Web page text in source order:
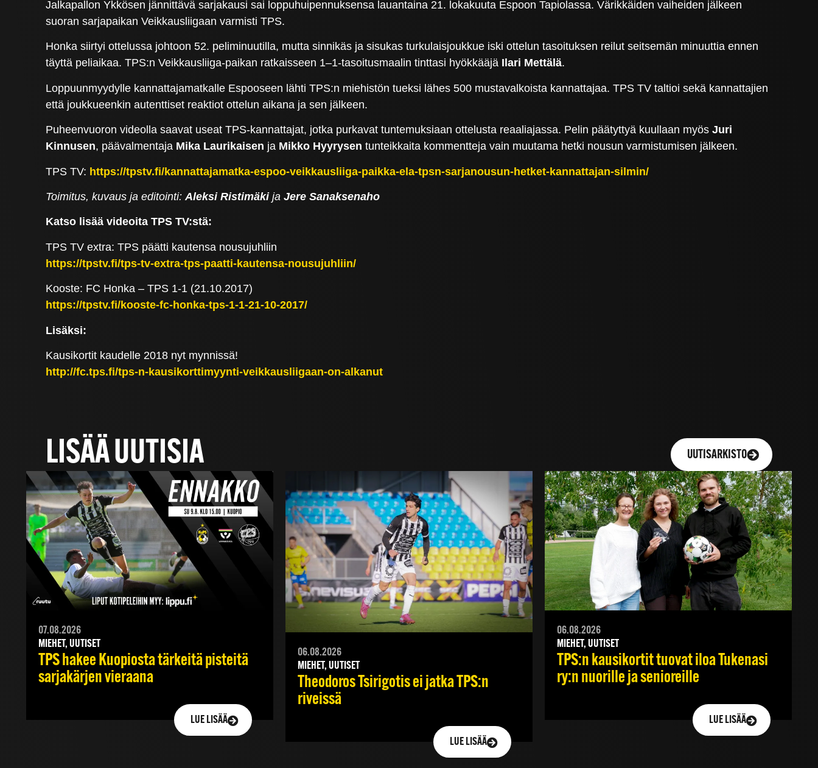
Jalkapallon Ykkösen jännittävä sarjakausi sai loppuhuipennuksensa lauantaina 21. lokakuuta Espoon Tapiolassa. Värikkäiden vaiheiden jälkeen
suoran sarjapaikan Veikkausliigaan varmisti TPS.
Honka siirtyi ottelussa johtoon 52. peliminuutilla, mutta sinnikäs ja sisukas turkulaisjoukkue iski ottelun tasoituksen reilut seitsemän minuuttia ennen
täyttä peliaikaa. TPS:n Veikkausliiga-paikan ratkaisseen 1–1-tasoitusmaalin tinttasi hyökkääjä Ilari Mettälä.
Loppuunmyydylle kannattajamatkalle Espooseen lähti TPS:n miehistön tueksi lähes 500 mustavalkoista kannattajaa. TPS TV taltioi sekä kannattajien
että joukkueenkin autenttiset reaktiot ottelun aikana ja sen jälkeen.
Puheenvuoron videolla saavat useat TPS-kannattajat, jotka purkavat tuntemuksiaan ottelusta reaaliajassa. Pelin päätyttyä kuullaan myösJuri
Kinnusen, päävalmentaja Mika Laurikaisen ja Mikko Hyyrysentunteikkaita kommentteja vain muutama hetki nousun varmistumisen jälkeen.
TPS TV: https://tpstv.fi/kannattajamatka-espoo-veikkausliiga-paikka-ela-tpsn-sarjanousun-hetket-kannattajan-silmin/
Toimitus, kuvaus ja editointi:Aleksi RistimäkijaJere Sanaksenaho
Katso lisää videoita TPS TV:stä:
TPS TV extra: TPS päätti kautensa nousujuhliin
https://tpstv.fi/tps-tv-extra-tps-paatti-kautensa-nousujuhliin/
Kooste: FC Honka – TPS 1-1 (21.10.2017)
https://tpstv.fi/kooste-fc-honka-tps-1-1-21-10-2017/
Lisäksi:
Kausikortit kaudelle 2018 nyt mynnissä!
http://fc.tps.fi/tps-n-kausikorttimyynti-veikkausliigaan-on-alkanut
LISÄÄ UUTISIA UUTISARKISTO
07.08.2026
MIEHET, UUTISET
TPS hakee Kuopiosta tärkeitä pisteitä
sarjakärjen vieraana
LUE LISÄÄ
06.08.2026
MIEHET, UUTISET
Theodoros Tsirigotis ei jatka TPS:n
riveissä
LUE LISÄÄ
06.08.2026
MIEHET, UUTISET
TPS:n kausikortit tuovat iloa Tukenasi
ry:n nuorille ja senioreille
LUE LISÄÄ